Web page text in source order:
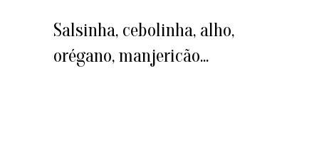
Salsinha, cebolinha, alho,
orégano, manjericão...